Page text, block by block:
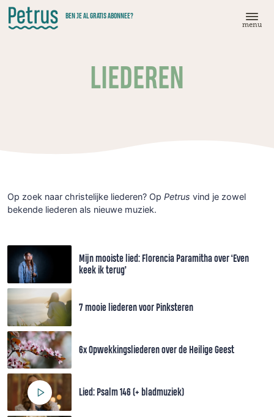
Doorgaan
naar
hoofdinhoud
BEN JE AL GRATIS ABONNEE?
menu
LIEDEREN
Op zoek naar christelijke liederen? Op Petrus vind je zowel
bekende liederen als nieuwe muziek.
Mijn mooiste lied: Florencia Paramitha over ‘Even
keek ik terug’
7 mooie liederen voor Pinksteren
6x Opwekkingsliederen over de Heilige Geest
Lied: Psalm 146 (+ bladmuziek)